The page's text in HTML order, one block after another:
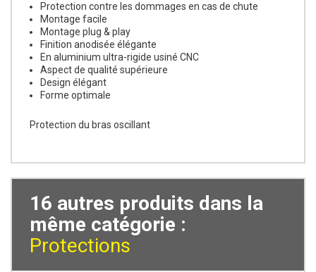
Protection contre les dommages en cas de chute
Montage facile
Montage plug & play
Finition anodisée élégante
En aluminium ultra-rigide usiné CNC
Aspect de qualité supérieure
Design élégant
Forme optimale
Protection du bras oscillant
16 autres produits dans la
même catégorie :
Protections